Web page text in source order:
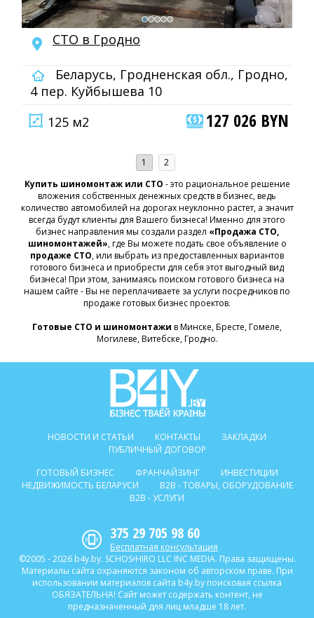
СТО в Гродно
Беларусь, Гродненская обл., Гродно,
4 пер. Куйбышева 10
125 м2
127 026 BYN
1
2
Купить шиномонтаж или СТО - это рациональное решение
вложения собственных денежных средств в бизнес, ведь
количество автомобилей на дорогах неуклонно растет, а значит
всегда будут клиенты для Вашего бизнеса! Именно для этого
бизнес направления мы создали раздел «Продажа СТО,
шиномонтажей», где Вы можете подать свое объявление о
продаже СТО, или выбрать из предоставленных вариантов
готового бизнеса и приобрести для себя этот выгодный вид
бизнеса! При этом, занимаясь поиском готового бизнеса на
нашем сайте - Вы не переплачиваете за услуги посредников по
продаже готовых бизнес проектов.
Готовые СТО и шиномонтажи в Минске, Бресте, Гомеле,
Могилеве, Витебске, Гродно.
НОВОСТИ И СТАТЬИ КОНТАКТЫ
ЗАКЛАДКИ
ПУБЛИЧНЫЙ ДОГОВОР
ГОТОВЫЙ БИЗНЕС
ФРАНЧАЙЗИНГ
ИНВЕСТИЦИИ
НЕДВИЖИМОСТЬ БЕЛАРУСИ
B2B - ТОВАРЫ, ОБОРУДОВАНИЕ
B2B - УСЛУГИ
375 29 705 98 60
Бесплатная консультация
©2005 - 2026 b4y.by. SCHOSᶳHIRO LLC INC MEDIA. Права защищены.
Материалы сайта охраняются законом об авторском праве. При
использовании материалов сайта b4y.by поисковая ссылка
ОБЯЗАТЕЛЬНА! Сайт может содержать контент, не
предназначенный для лиц младше 18 лет.